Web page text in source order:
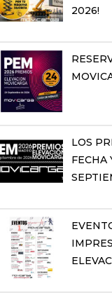
2026!
LOS
FECHA